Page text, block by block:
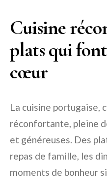
Cuisine
plats qui
cœur
La cuisine portugaise,
réconfortante, pleine
et généreuses. Des
repas de famille, les
moments de bonheur